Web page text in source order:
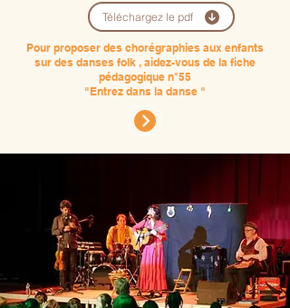
Téléchargez le pdf
Pour proposer des chorégraphies aux enfants
sur des danses folk , aidez-vous de la fiche
pédagogique n°55
"Entrez dans la danse "